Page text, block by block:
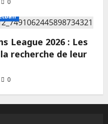
League 2026 : Les
recherche de leur
0